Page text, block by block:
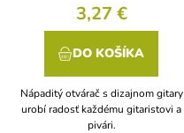
3,27 €
DO KOŠÍKA
Nápaditý otvárač s dizajnom gitary
urobí radosť každému gitaristovi a
pivári.